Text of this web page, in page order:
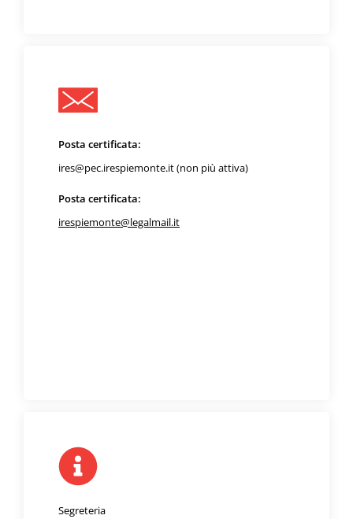
Posta certificata:
ires@pec.irespiemonte.it (non più attiva)
Posta certificata:
irespiemonte@legalmail.it
Segreteria